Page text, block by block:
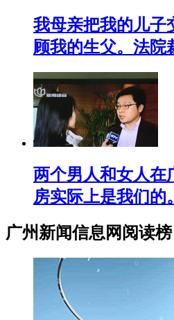
我母亲把我的儿子
顾我的生父。法院
两个男人和女人在
房实际上是我们的。
广州新闻信息网阅读榜